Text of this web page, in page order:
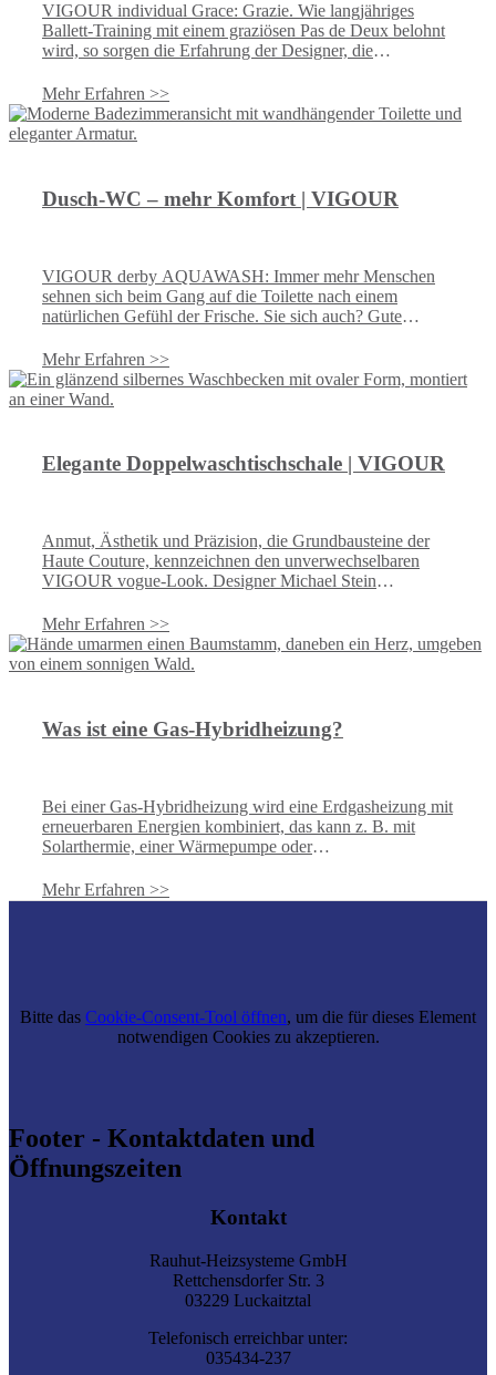
VIGOUR individual Grace: Grazie. Wie langjähriges
Ballett-Training mit einem graziösen Pas de Deux belohnt
wird, so sorgen die Erfahrung der Designer, die
geschwungene Formen und der Verzicht auf rechte Winkel
– für die zur Perfektion vollendeten Grace Armaturen.
Mehr Erfahren >>
Dusch-WC – mehr Komfort | VIGOUR
VIGOUR derby AQUAWASH: Immer mehr Menschen
sehnen sich beim Gang auf die Toilette nach einem
natürlichen Gefühl der Frische. Sie sich auch? Gute
jedenfalls genug. Wenn es nämlich richtig sauber werden
soll, ist nichts so schonend und gründlich wie Wasser.
Oder würden Sie sich einfach nur mit dem Handtuch
Mehr Erfahren >>
Elegante Doppelwaschtischschale | VIGOUR
Anmut, Ästhetik und Präzision, die Grundbausteine der
Haute Couture, kennzeichnen den unverwechselbaren
VIGOUR vogue-Look. Designer Michael Stein
fließenden Formen und setzt mit prägnanten Konturen
spannende Akzente. VIGOUR vogue stammt aus einer
Designfeder und bietet das Bad aus einem Guss. Das
Mehr Erfahren >>
Was ist eine Gas-Hybridheizung?
Bei einer Gas-Hybridheizung wird eine Erdgasheizung mit
erneuerbaren Energien kombiniert, das kann z. B. mit
Solarthermie, einer Wärmepumpe oder
Mehr Erfahren >>
Bitte das Cookie-Consent-Tool öffnen, um die für dieses Element
notwendigen Cookies zu akzeptieren.
Footer - Kontaktdaten und
Öffnungszeiten
Kontakt
Rauhut-Heizsysteme GmbH
Rettchensdorfer Str. 3
03229 Luckaitztal
Telefonisch erreichbar unter:
035434-237